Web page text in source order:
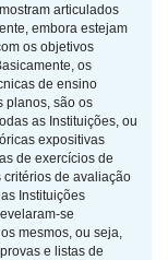
articulados
embora estejam
os objetivos
os
de ensino
planos, são os
as Instituições, ou
expositivas
de exercícios de
critérios de avaliação
Instituições
se
mesmos, ou seja,
e listas de